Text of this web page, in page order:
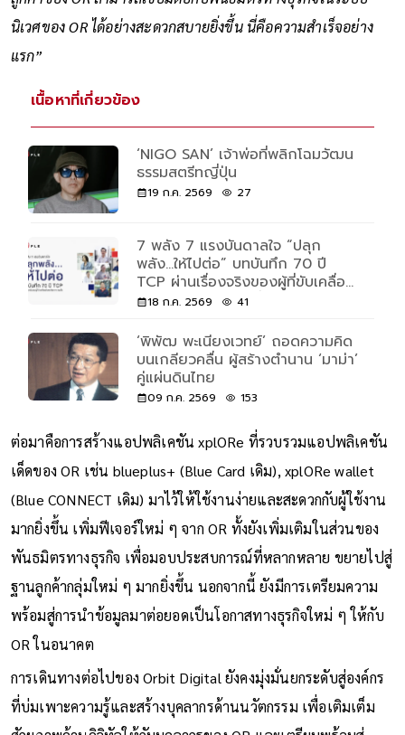
นิเวศของ OR ได้อย่างสะดวกสบายยิ่งขึ้น นี่คือความสำเร็จอย่าง
แรก”
เนื้อหาที่เกี่ยวข้อง
‘NIGO SAN’ เจ้าพ่อที่พลิกโฉมวัฒน
ธรรมสตรีทญี่ปุ่น
19 ก.ค. 2569 27
7 พลัง 7 แรงบันดาลใจ “ปลุก
พลัง...ให้ไปต่อ” บทบันทึก 70 ปี
TCP ผ่านเรื่องจริงของผู้ที่ขับเคลื่อน
ด้วยพลังและความเชื่อ
18 ก.ค. 2569 41
‘พิพัฒ พะเนียงเวทย์’ ถอดความคิด
บนเกลียวคลื่น ผู้สร้างตำนาน ‘มาม่า’
คู่แผ่นดินไทย
09 ก.ค. 2569 153
ต่อมาคือการสร้างแอปพลิเคชัน xplORe ที่รวบรวมแอปพลิเคชัน
เด็ดของ OR เช่น blueplus+ (Blue Card เดิม), xplORe wallet
(Blue CONNECT เดิม) มาไว้ให้ใช้งานง่ายและสะดวกกับผู้ใช้งาน
มากยิ่งขึ้น เพิ่มฟีเจอร์ใหม่ ๆ จาก OR ทั้งยังเพิ่มเติมในส่วนของ
พันธมิตรทางธุรกิจ เพื่อมอบประสบการณ์ที่หลากหลาย ขยายไปสู่
ฐานลูกค้ากลุ่มใหม่ ๆ มากยิ่งขึ้น นอกจากนี้ ยังมีการเตรียมความ
พร้อมสู่การนำข้อมูลมาต่อยอดเป็นโอกาสทางธุรกิจใหม่ ๆ ให้กับ
OR ในอนาคต
การเดินทางต่อไปของ Orbit Digital ยังคงมุ่งมั่นยกระดับสู่องค์กร
ที่บ่มเพาะความรู้และสร้างบุคลากรด้านนวัตกรรม เพื่อเติมเต็ม